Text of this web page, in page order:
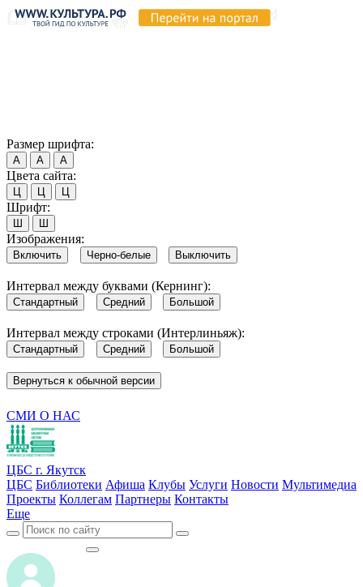
Размер шрифта:
А А А
Цвета сайта:
Ц Ц Ц
Шрифт:
Ш Ш
Изображения:
Включить Черно-белые Выключить
Интервал между буквами (Кернинг):
Стандартный Средний Большой
Интервал между строками (Интерлиньяж):
Стандартный Средний Большой
Вернуться к обычной версии
СМИ О НАС
ЦБС г. Якутск
ЦБС Библиотеки Афиша Клубы Услуги Новости Мультимедиа
Проекты Коллегам Партнеры Контакты
Еще